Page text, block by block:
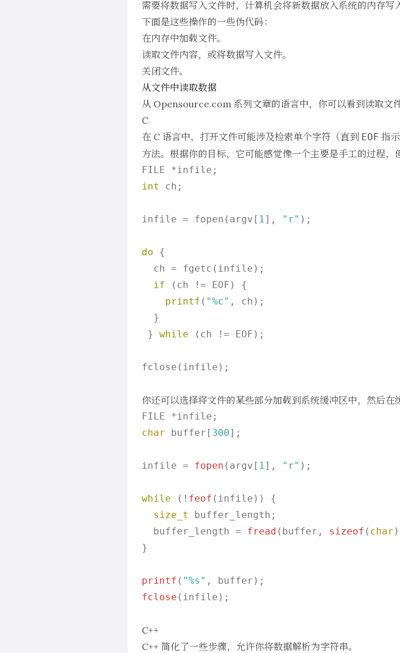
需要将数据写入文件时，计算机会将新数据放入系统的内存写
下面是这些操作的一些伪代码：
在内存中加载文件。
读取文件内容，或将数据写入文件。
关闭文件。
从文件中读取数据
从 Opensource.com 系列文章的语言中，你可以看到读取文
C
在 C 语言中，打开文件可能涉及检索单个字符（直到 EOF 指
方法。根据你的目标，它可能感觉像一个主要是手工的过程，
int
ch;
infile = fopen(argv[ 1 ], "r" );
do {
  ch = fgetc(infile);
if (ch != EOF) {
printf ( "%c" , ch);
  }
} while (ch != EOF);
fclose(infile);
你还可以选择将文件的某些部分加载到系统缓冲区中，然后在
char buffer[ 300];
infile = fopen (argv[ 1 ], "r" );
while (! feof (infile)) {
size_t
buffer_length;
  buffer_length =
fread (buffer, sizeof ( char
}
printf ( "%s"
fclose (infile);
C++
C++ 简化了一些步骤，允许你将数据解析为字符串。